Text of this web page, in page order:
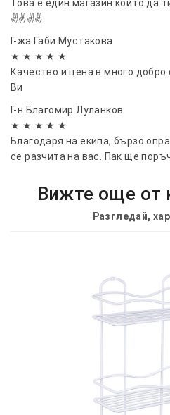
Това е един магазин който да
✌️✌️✌️✌️
Г-жа Габи Мустакова
★ ★ ★ ★ ★
Качество и цена в много
Ви
Г-н Благомир Луланков
★ ★ ★ ★ ★
Благодаря на екипа, бързо
се разчита на вас. Пак ще
Вижте още от
Разгледай,